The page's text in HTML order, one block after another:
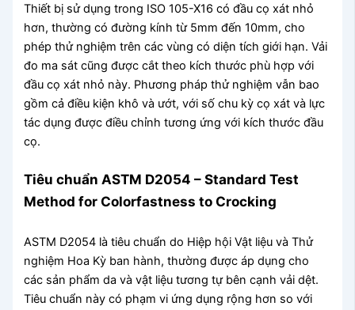
Thiết bị sử dụng trong ISO 105-X16 có đầu cọ xát nhỏ
hơn, thường có đường kính từ 5mm đến 10mm, cho
phép thử nghiệm trên các vùng có diện tích giới hạn. Vải
đo ma sát cũng được cắt theo kích thước phù hợp với
đầu cọ xát nhỏ này. Phương pháp thử nghiệm vẫn bao
gồm cả điều kiện khô và ướt, với số chu kỳ cọ xát và lực
tác dụng được điều chỉnh tương ứng với kích thước đầu
cọ.
Tiêu chuẩn ASTM D2054 – Standard Test
Method for Colorfastness to Crocking
ASTM D2054 là tiêu chuẩn do Hiệp hội Vật liệu và Thử
nghiệm Hoa Kỳ ban hành, thường được áp dụng cho
các sản phẩm da và vật liệu tương tự bên cạnh vải dệt.
Tiêu chuẩn này có phạm vi ứng dụng rộng hơn so với